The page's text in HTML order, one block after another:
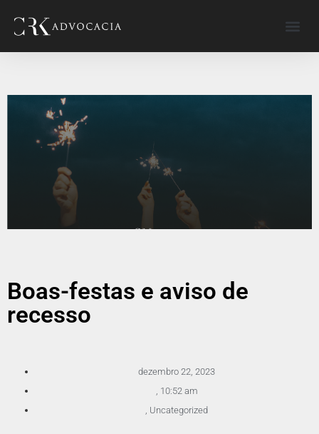
Boas-festas e aviso de
recesso
dezembro 22, 2023
10:52 am
Uncategorized